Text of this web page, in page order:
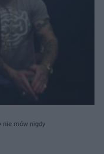
nie mów nigdy